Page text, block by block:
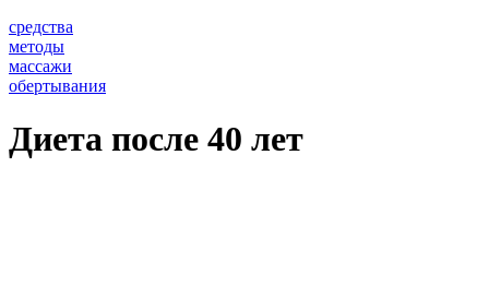
средства
методы
массажи
обертывания
Диета после 40 лет